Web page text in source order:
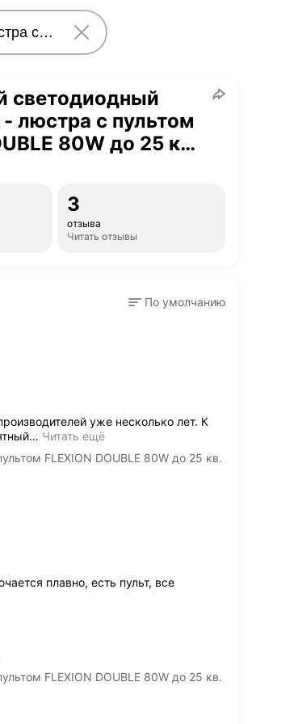
светодиодный
люстра с пультом
80W до 25 кв.
3
отзыва
Читать отзывы
По умолчанию
уже несколько лет. К
… Читать ещё
FLEXION DOUBLE 80W до 25 кв.
плавно, есть пульт, все
FLEXION DOUBLE 80W до 25 кв.